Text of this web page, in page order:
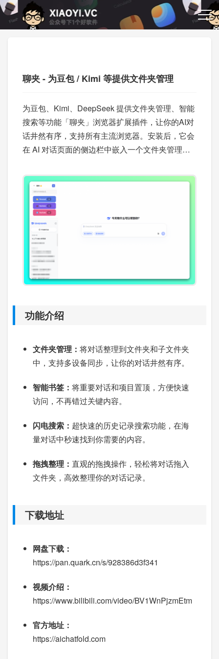
聊夹 - 为豆包 / Kimi 等提供文件夹管理
为豆包、Kimi、DeepSeek 提供文件夹管理、智能
搜索等功能「聊夹」浏览器扩展插件，让你的AI对
话井然有序，支持所有主流浏览器。安装后，它会
在 AI 对话页面的侧边栏中嵌入一个文件夹管理面
理你的每一条 AI 对话。
功能介绍
文件夹管理： 将对话整理到文件夹和子文件夹
中，支持多设备同步，让你的对话井然有序。
智能书签： 将重要对话和项目置顶，方便快速
访问，不再错过关键内容。
闪电搜索： 超快速的历史记录搜索功能，在海
量对话中秒速找到你需要的内容。
拖拽整理： 直观的拖拽操作，轻松将对话拖入
文件夹，高效整理你的对话记录。
下载地址
网盘下载：
https://pan.quark.cn/s/928386d3f341
视频介绍：
https://www.bilibili.com/video/BV1WnPjzmEtm
官方地址：
https://aichatfold.com